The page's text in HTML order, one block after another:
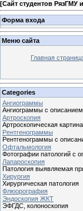
[Сайт студентов РязГМУ
Форма входа
Меню сайта
Главная
Categories
Ангиограммы
Ангиограммы с описанием
Артроскопия
Артроскопическая
Рентгенограммы
Рентгенограммы с
Офтальмология
Фотографии патологий с
Лапароскопия
Патология выявляемая
Хирургия
Хирургическая патология
Флюорография
Эндоскопия ЖКТ
ЭФГДС, колоноскопия